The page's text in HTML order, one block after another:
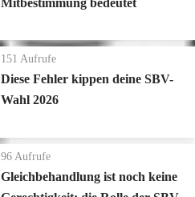
151 Aufrufe
Diese Fehler kippen deine SBV-
Wahl 2026
96 Aufrufe
Gleichbehandlung ist noch keine